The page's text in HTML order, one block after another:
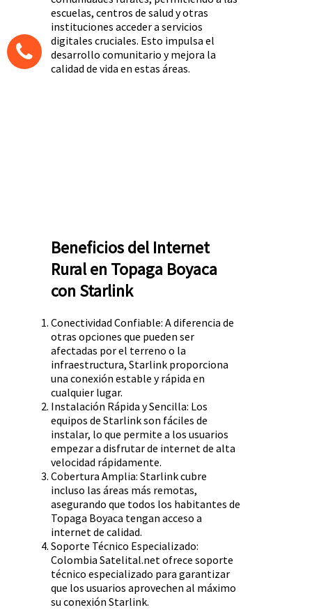
escuelas, centros de salud y otras
instituciones acceder a servicios
digitales cruciales. Esto impulsa el
desarrollo comunitario y mejora la
calidad de vida en estas áreas.
Beneficios del Internet
Rural en Topaga Boyaca
con Starlink
Conectividad Confiable: A diferencia de
otras opciones que pueden ser
afectadas por el terreno o la
infraestructura, Starlink proporciona
una conexión estable y rápida en
cualquier lugar.
Instalación Rápida y Sencilla: Los
equipos de Starlink son fáciles de
instalar, lo que permite a los usuarios
empezar a disfrutar de internet de alta
velocidad rápidamente.
Cobertura Amplia: Starlink cubre
incluso las áreas más remotas,
asegurando que todos los habitantes de
Topaga Boyaca tengan acceso a
internet de calidad.
Soporte Técnico Especializado:
Colombia Satelital.net ofrece soporte
técnico especializado para garantizar
que los usuarios aprovechen al máximo
su conexión Starlink.